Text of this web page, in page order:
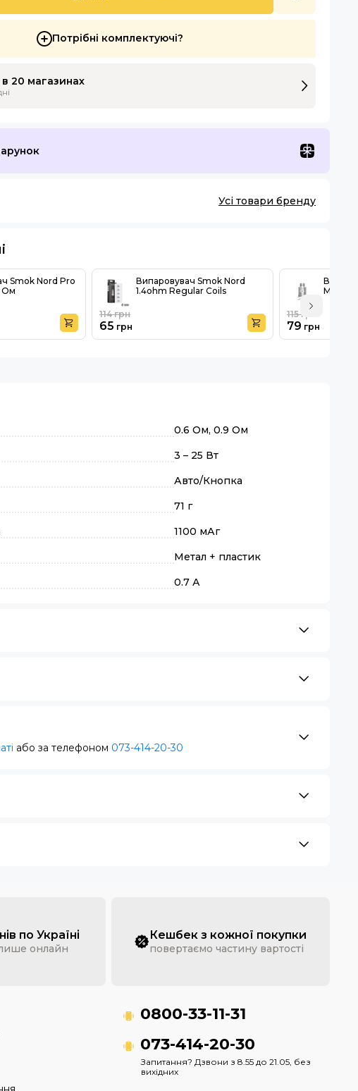
Потрібні комплектуючі?
в 20 магазинах
Усі товари бренду
Smok Nord Pro
Ом
Випаровувач Smok Nord
1.4ohm Regular Coils
65 грн
114грн
79 грн
115грн
0.6 Ом, 0.9 Ом
3 – 25 Вт
Авто/Кнопка
71 г
1100 мАг
Метал + пластик
0.7 А
або за телефоном 073-414-20-30
по Україні
онлайн
Кешбек з кожної покупки
повертаємо частину вартості
0800-33-11-31
073-414-20-30
Запитання? Дзвони з 8.55 до 21.05, без
вихідних